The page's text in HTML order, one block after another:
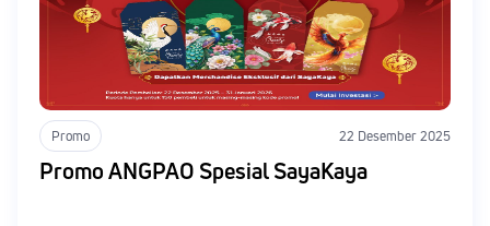
Promo 22 Desember 2025
Promo ANGPAO Spesial SayaKaya